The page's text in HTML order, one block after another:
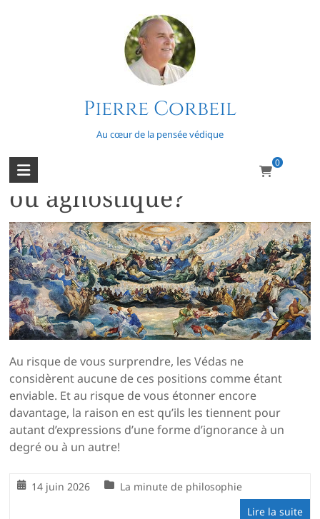
Pierre Corbeil
Au cœur de la pensée védique
0
Êtes-vous croyant, athée
ou agnostique?
Au risque de vous surprendre, les Védas ne
considèrent aucune de ces positions comme étant
enviable. Et au risque de vous étonner encore
davantage, la raison en est qu’ils les tiennent pour
autant d’expressions d’une forme d’ignorance à un
degré ou à un autre!
14 juin 2026
La minute de philosophie
Lire la suite